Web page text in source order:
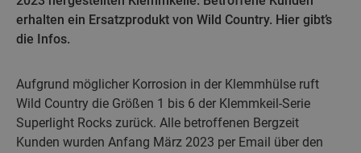
erhalten ein Ersatzprodukt von Wild Country. Hier gibt’s
die Infos.
Aufgrund möglicher Korrosion in der Klemmhülse ruft
Wild Country die Größen 1 bis 6 der Klemmkeil-Serie
Superlight Rocks zurück. Alle betroffenen Bergzeit
Kunden wurden Anfang März 2023 per Email über den